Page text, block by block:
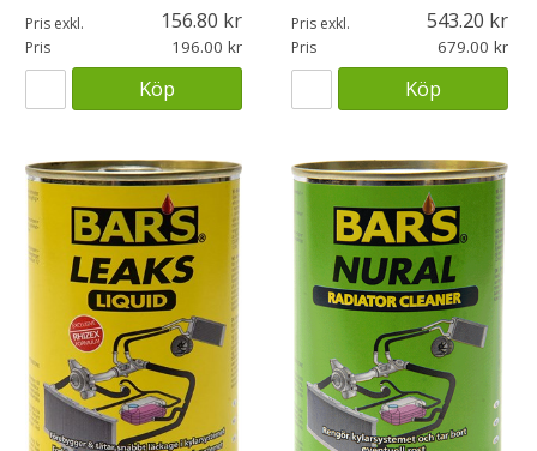
Pris exkl. 156.80
Pris 196.00
Köp
Pris exkl. 543.20
Pris 679.00
Köp